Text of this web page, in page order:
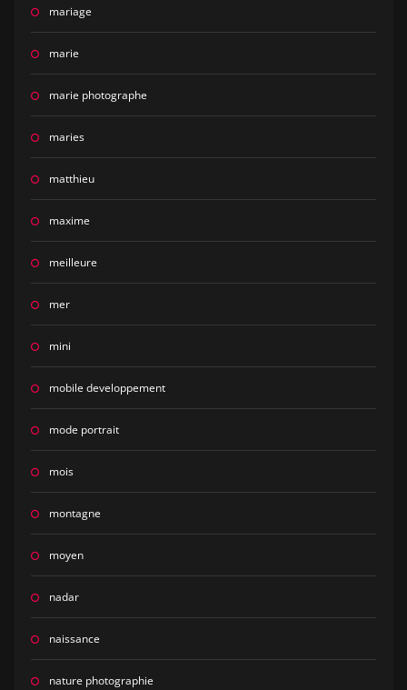
mariage
marie
marie photographe
maries
matthieu
maxime
meilleure
mer
mini
mobile developpement
mode portrait
mois
montagne
moyen
nadar
naissance
nature photographie